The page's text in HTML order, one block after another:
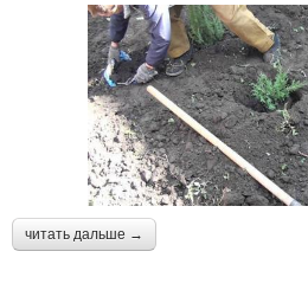
читать дальше →